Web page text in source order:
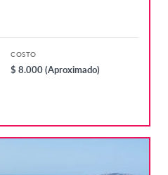
COSTO
$ 8.000 (Aproximado)